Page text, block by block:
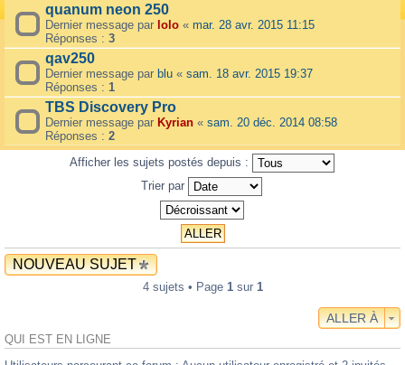
quanum neon 250
Dernier message par lolo « mar. 28 avr. 2015 11:15
Réponses : 3
qav250
Dernier message par blu « sam. 18 avr. 2015 19:37
Réponses : 1
TBS Discovery Pro
Dernier message par Kyrian « sam. 20 déc. 2014 08:58
Réponses : 2
Afficher les sujets postés depuis :
Trier par
NOUVEAU SUJET
4 sujets • Page 1sur 1
ALLER À
QUI EST EN LIGNE